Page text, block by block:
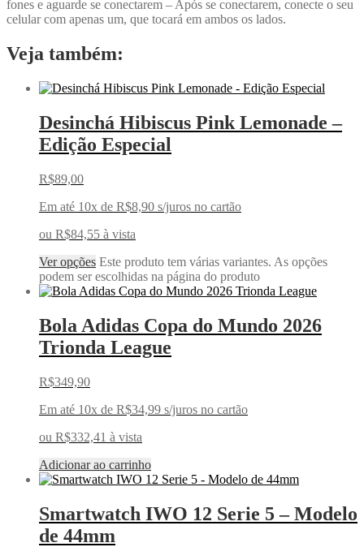
fones e aguarde se conectarem – Após se conectarem, conecte o seu
celular com apenas um, que tocará em ambos os lados.
Veja também:
Desinchá Hibiscus Pink Lemonade –
Edição Especial
R$89,00
Em até 10x de R$8,90 s/juros no cartão
ou R$84,55 à vista
Ver opções Este produto tem várias variantes. As opções
podem ser escolhidas na página do produto
Bola Adidas Copa do Mundo 2026
Trionda League
R$349,90
Em até 10x de R$34,99 s/juros no cartão
ou R$332,41 à vista
Adicionar ao carrinho
Smartwatch IWO 12 Serie 5 – Modelo
de 44mm